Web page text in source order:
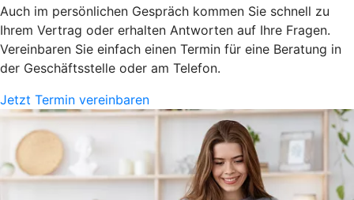
Auch im persönlichen Gespräch kommen Sie schnell zu
Ihrem Vertrag oder erhalten Antworten auf Ihre Fragen.
Vereinbaren Sie einfach einen Termin für eine Beratung in
der Geschäftsstelle oder am Telefon.
Jetzt Termin vereinbaren